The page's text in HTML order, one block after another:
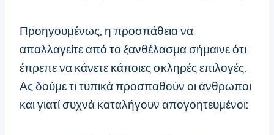
Προηγουμένως, η προσπάθεια να
απαλλαγείτε από το ξανθέλασμα σήμαινε ότι
έπρεπε να κάνετε κάποιες σκληρές επιλογές.
Ας δούμε τι τυπικά προσπαθούν οι άνθρωποι
και γιατί συχνά καταλήγουν απογοητευμένοι: